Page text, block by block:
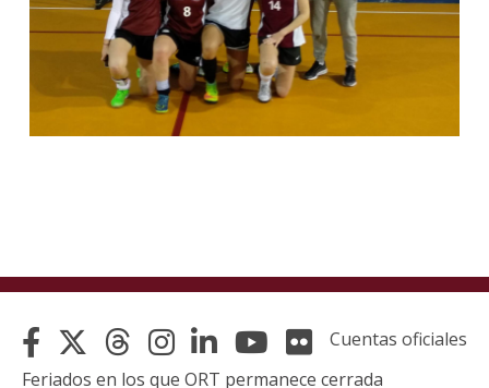
Cuentas oficiales
Feriados en los que ORT permanece cerrada